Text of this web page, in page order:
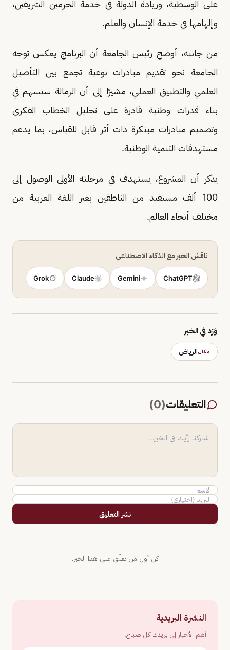
على الوسطية، وريادة الدولة في خدمة الحرمين الشريفين،
وإلهامها في خدمة الإنسان والعلم.
من جانبه، أوضح رئيس الجامعة أن البرنامج يعكس توجه
الجامعة نحو تقديم مبادرات نوعية تجمع بين التأصيل
العلمي والتطبيق العملي، مشيرًا إلى أن الزمالة ستسهم في
بناء قدرات وطنية قادرة على تحليل الخطاب الفكري
وتصميم مبادرات مبتكرة ذات أثر قابل للقياس، بما يدعم
مستهدفات التنمية الوطنية.
يذكر أن المشروع، يستهدف في مرحلته الأولى الوصول إلى
100 ألف مستفيد من الناطقين بغير اللغة العربية من
مختلف أنحاء العالم.
ناقش الخبر مع الذكاء الاصطناعي
ChatGPT
Gemini
Claude
Grok
وَرَد في الخبر
مكانالرياض
التعليقات(
0
)
نشر التعليق
كن أول من يعلّق على هذا الخبر.
النشرة البريدية
أهم الأخبار إلى بريدك كل صباح.